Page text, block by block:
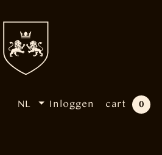
NL Inloggen cart 0